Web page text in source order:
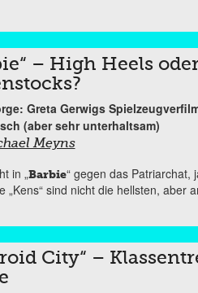
– High Heels
Greta Gerwigs
(aber sehr unterhaltsam)
Meyns
in „Barbie“ gegen das Patriarchat,
„Kens“ sind nicht die hellsten, aber
City“ –